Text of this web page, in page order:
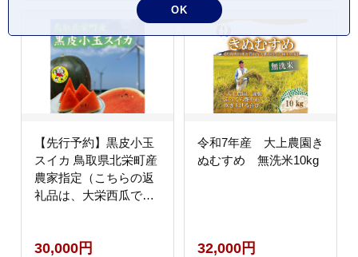
【先行予約】黒皮小玉
スイカ 鳥取県北栄町産
農家指定（こちらの返
礼品は、大栄西瓜では
30,000円
令和7年産 大上農園き
ぬむすめ 無洗米10kg
32,000円
OK